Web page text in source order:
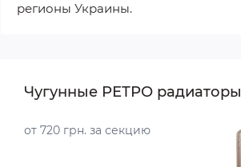
регионы Украины.
Чугунные РЕТРО радиаторы
от 720 грн. за секцию